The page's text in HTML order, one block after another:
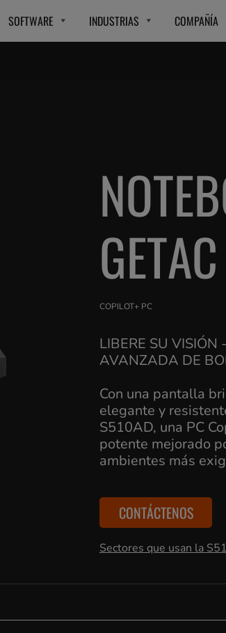
SOFTWARE INDUSTRIAS COMPAÑÍA
COPILOT+ PC
LIBERE SU VISIÓN
AVANZADA DE
Con una pantalla
elegante y
S510AD, una PC
potente mejorado
ambientes más
CONTÁCTENOS
Sectores que usan la